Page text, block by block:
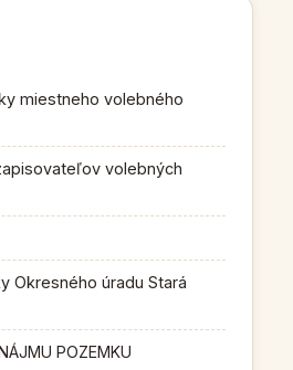
miestneho volebného
volebných
Okresného úradu Stará
POZEMKU